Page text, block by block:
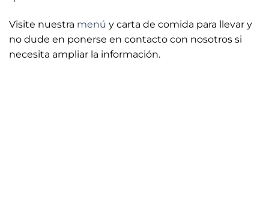
Visite nuestra menú y carta de comida para llevar y
no dude en ponerse en contacto con nosotros si
necesita ampliar la información.